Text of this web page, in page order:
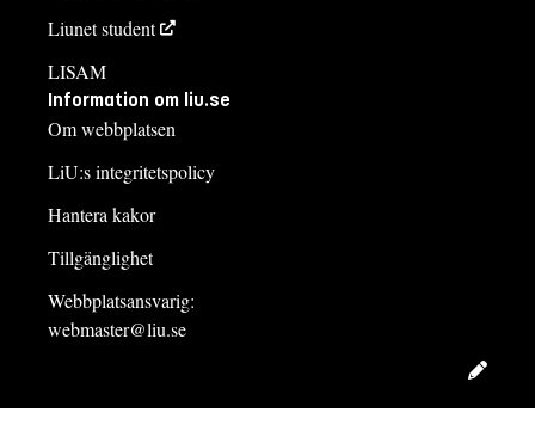
Liunet student
LISAM
Information om liu.se
Om webbplatsen
LiU:s integritetspolicy
Hantera kakor
Tillgänglighet
Webbplatsansvarig:
webmaster@liu.se